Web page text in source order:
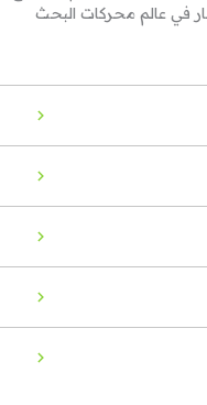
في عالم محركات البحث